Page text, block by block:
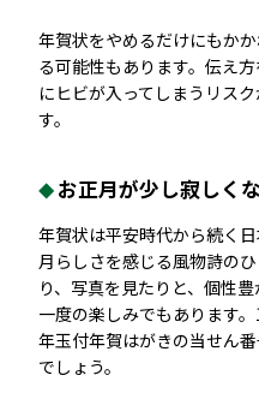
年賀状をやめるだけにもか
る可能性もあります。伝え
にヒビが入ってしまうリス
す。
お正月が少し寂しく
年賀状は平安時代から続く
月らしさを感じる風物詩の
り、写真を見たりと、個性
一度の楽しみでもあります
年玉付年賀はがきの当せん
でしょう。